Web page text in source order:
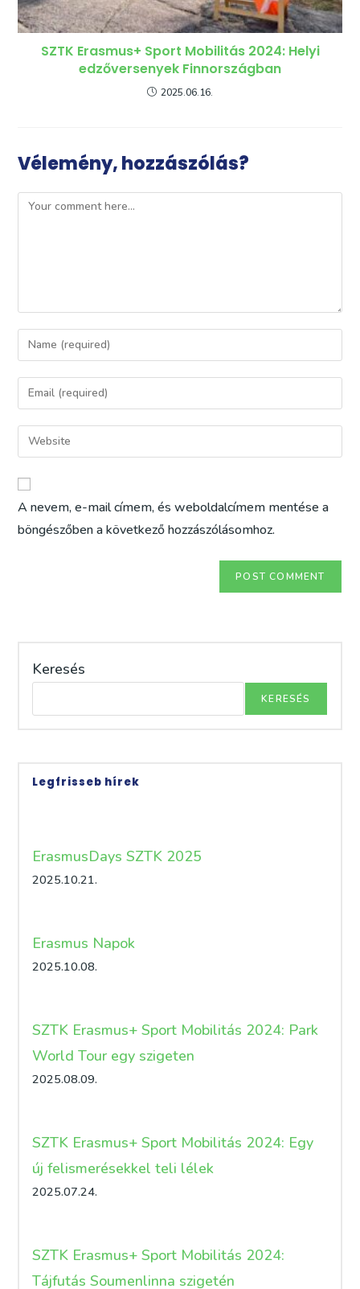
SZTK Erasmus+ Sport Mobilitás 2024: Helyi
edzőversenyek Finnországban
2025.06.16.
Vélemény, hozzászólás?
Comment
Enter
your
name
comment
Enter
your
email
address
comment
Enter
your
website
URL
(optional)
A nevem, e-mail címem, és weboldalcímem mentése a
böngészőben a következő hozzászólásomhoz.
Keresés
KERESÉS
Legfrisseb hírek
ErasmusDays SZTK 2025
2025.10.21.
Erasmus Napok
2025.10.08.
SZTK Erasmus+ Sport Mobilitás 2024: Park
World Tour egy szigeten
2025.08.09.
SZTK Erasmus+ Sport Mobilitás 2024: Egy
új felismerésekkel teli lélek
2025.07.24.
SZTK Erasmus+ Sport Mobilitás 2024:
Tájfutás Soumenlinna szigetén